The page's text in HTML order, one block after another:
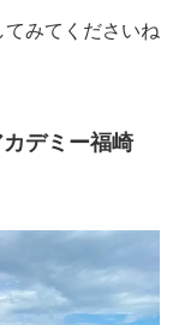
みてくださいね
デミー福崎